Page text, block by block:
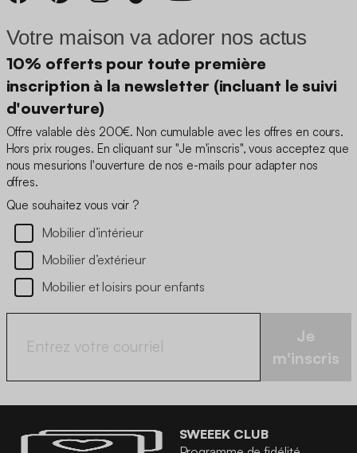
Votre maison va adorer nos actus
10% offerts pour toute première
inscription à la newsletter (incluant le suivi
d'ouverture)
Offre valable dès 200€. Non cumulable avec les offres en cours.
Hors prix rouges. En cliquant sur "Je m'inscris", vous acceptez que
nous mesurions l'ouverture de nos e-mails pour adapter nos
offres.
Que souhaitez vous voir ?
Mobilier d’intérieur
Mobilier d’extérieur
Mobilier et loisirs pour enfants
Je
m'inscris
SWEEEK CLUB